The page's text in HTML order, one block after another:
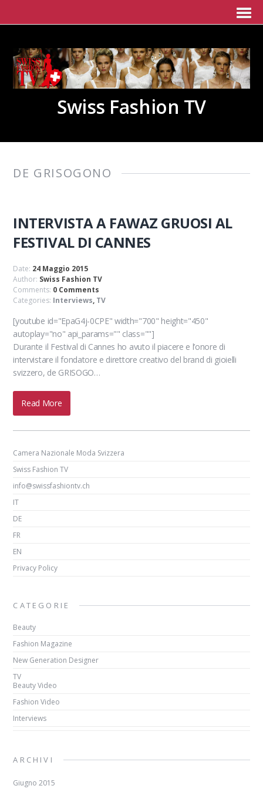
Swiss Fashion TV
DE GRISOGONO
INTERVISTA A FAWAZ GRUOSI AL
FESTIVAL DI CANNES
Date: 24 Maggio 2015
Author: Swiss Fashion TV
Comments: 0 Comments
Categories: Interviews, TV
[youtube id="EpaG4j-0CPE" width="700" height="450"
autoplay="no" api_params="" class=""]
Durante il Festival di Cannes ho avuto il piacere e l’onore di
intervistare il fondatore e direttore creativo del brand di gioielli
svizzero, de GRISOGO…
Read More
Camera Nazionale Moda Svizzera
Swiss Fashion TV
info@swissfashiontv.ch
IT
DE
FR
EN
Privacy Policy
CATEGORIE
Beauty
Fashion Magazine
New Generation Designer
TV
Beauty Video
Fashion Video
Interviews
ARCHIVI
Giugno 2015